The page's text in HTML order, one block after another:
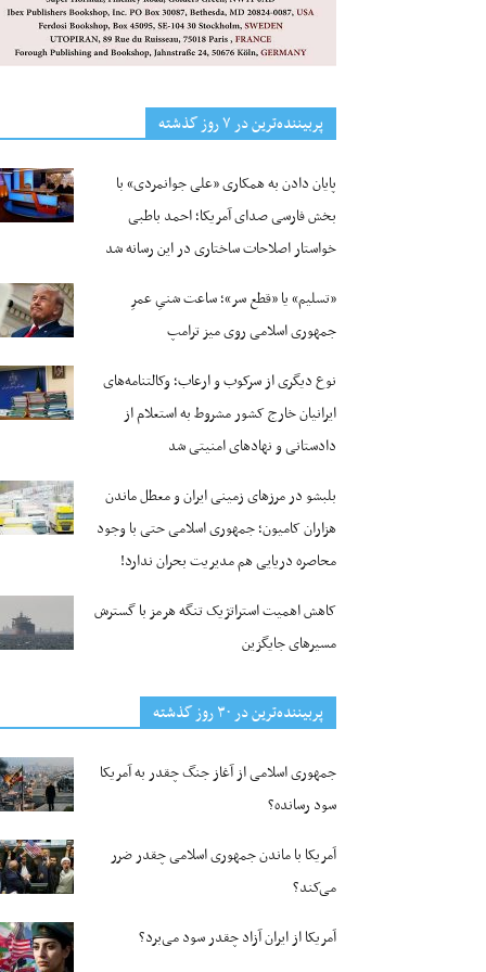
پربیننده‌ترین‌ در ۷ روز گذشته
پایان دادن به همکاری «علی جوانمردی» با
بخش فارسی صدای آمریکا؛ احمد باطبی
خواستار اصلاحات ساختاری در این رسانه شد
«تسلیم» یا «قطع سر»؛ ساعت شنیِ عمرِ
جمهوری اسلامی روی میز ترامپ
نوع دیگری از سرکوب و ارعاب؛ وکالتنامه‌های
ایرانیان خارج کشور مشروط به استعلام از
دادستانی و نهادهای امنیتی شد
بلبشو در مرزهای زمینی ایران و معطل ماندن
هزاران کامیون؛ جمهوری اسلامی حتی با وجود
محاصره دریایی هم مدیریت بحران ندارد!
کاهش اهمیت استراتژیک تنگه‌ هرمز با گسترش
مسیرهای جایگزین
پربیننده‌ترین‌ در ۳۰ روز گذشته
جمهوری اسلامی از آغاز جنگ چقدر به آمریکا
سود رسانده؟
آمریکا با ماندن جمهوری اسلامی چقدر ضرر
می‌کند؟
آمریکا از ایران آزاد چقدر سود می‌برد؟